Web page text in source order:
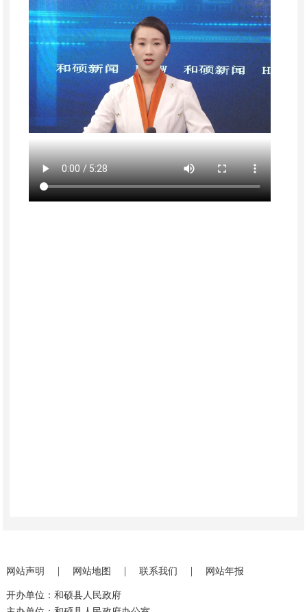
网站声明 网站地图 联系我们 网站年报
开办单位：和硕县人民政府